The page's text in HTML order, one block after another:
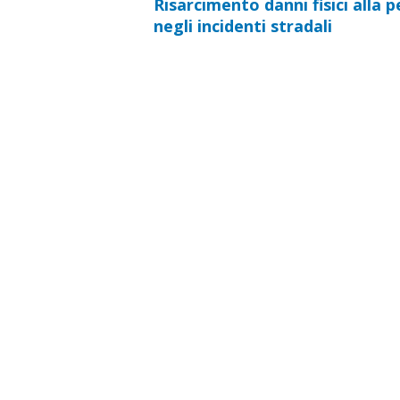
Risarcimento danni fisici alla
negli incidenti stradali